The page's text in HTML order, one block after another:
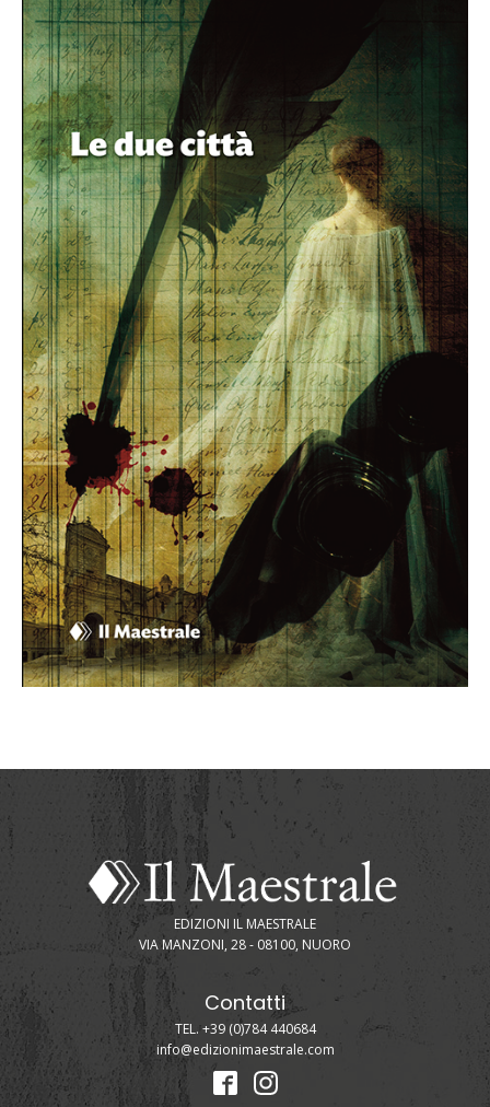
EDIZIONI IL MAESTRALE
VIA MANZONI, 28 - 08100, NUORO
Contatti
TEL. +39 (0)784 440684
info@edizionimaestrale.com